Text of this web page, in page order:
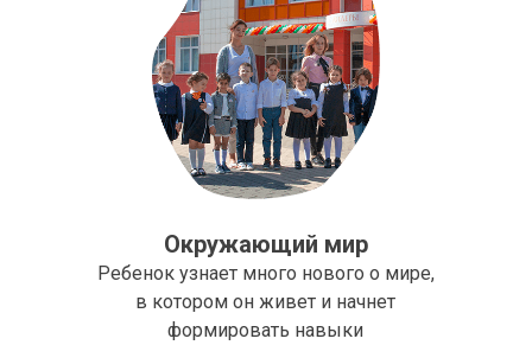
Окружающий мир
Ребенок узнает много нового о мире,
в котором он живет и начнет
формировать навыки